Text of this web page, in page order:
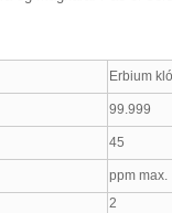
Erbium
99.999
45
ppm max.
2